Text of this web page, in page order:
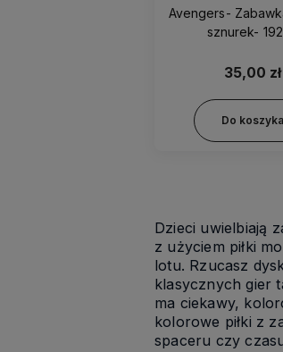
Avengers-
sznurek-
35,00 zł
Do koszyka
Dzieci uwielbiają
z użyciem piłki
lotu. Rzucasz
klasycznych gier
ma ciekawy,
kolorowe piłki z
spaceru czy